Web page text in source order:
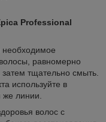
Professional
равномерно
тщательно смыть.
используйте в
линии.
волос с